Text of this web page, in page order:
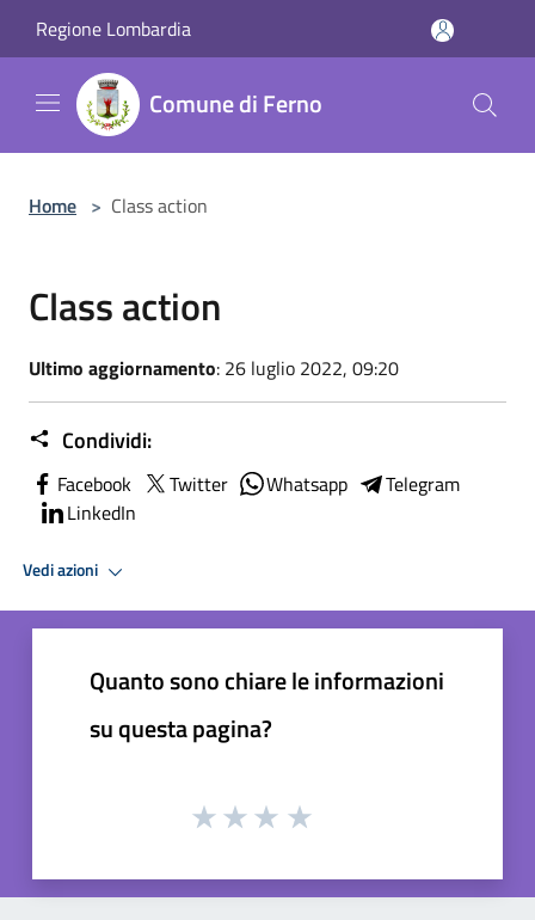
Regione Lombardia
Comune di Ferno
Home > Class action
Class action
Ultimo aggiornamento: 26 luglio 2022, 09:20
Condividi:
Facebook Twitter Whatsapp
Telegram
LinkedIn
Vedi azioni
Quanto sono chiare le informazioni
su questa pagina?